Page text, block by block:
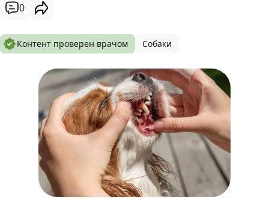
0
Контент проверен врачом Собаки